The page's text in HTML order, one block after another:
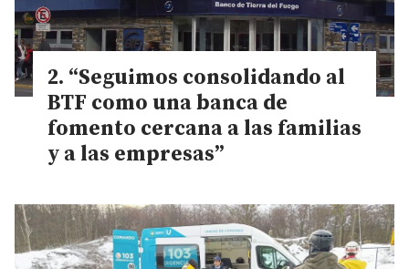
“Seguimos consolidando al
BTF como una banca de
fomento cercana a las familias
y a las empresas”